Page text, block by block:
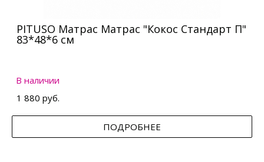
PITUSO Матрас Матрас "Кокос Стандарт П"
83*48*6 см
В наличии
1 880 руб.
ПОДРОБНЕЕ